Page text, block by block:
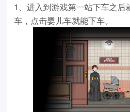
1、进入到游戏第一站下车之后
车，点击婴儿车就能下车。